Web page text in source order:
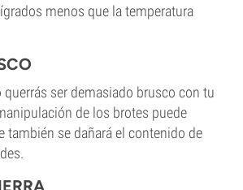
menos que la temperatura
querrás ser demasiado brusco con tu
de los brotes puede
también se dañará el contenido de